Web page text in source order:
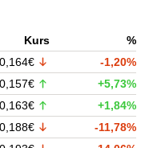
Kurs
%
0,164€
-1,20%
0,157€
+5,73%
0,163€
+1,84%
0,188€
-11,78%